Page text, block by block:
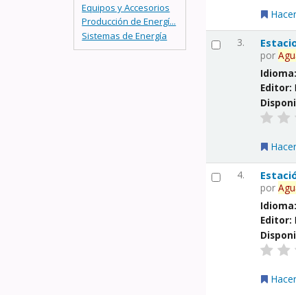
Equipos y Accesorios
Producción de Energí...
Sistemas de Energía
3.
por
Editor:
4.
por
Editor: